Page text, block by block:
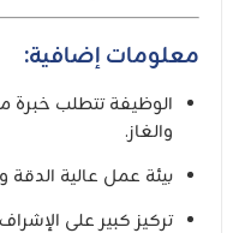
معلومات إضافية:
الوظيفة تتطلب خبرة
والغاز.
بيئة عمل عالية الدقة
تركيز كبير على